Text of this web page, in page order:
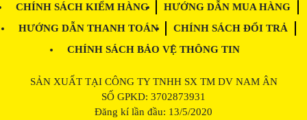
CHÍNH SÁCH KIỂM HÀNG
HƯỚNG DẪN MUA HÀNG
HƯỚNG DẪN THANH TOÁN
CHÍNH SÁCH ĐỔI TRẢ
CHÍNH SÁCH BẢO VỆ THÔNG TIN
SẢN XUẤT TẠI CÔNG TY TNHH SX TM DV NAM ÂN
SỐ GPKD: 3702873931
Đăng kí lần đầu: 13/5/2020